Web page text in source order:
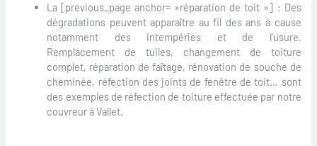
La [previous_page anchor= »réparation de toit »] : Des
dégradations peuvent apparaître au fil des ans à cause
notamment des intempéries et de l’usure.
Remplacement de tuiles, changement de toiture
complet, réparation de faîtage, rénovation de souche de
cheminée, réfection des joints de fenêtre de toit… sont
des exemples de réfection de toiture effectuée par notre
couvreur à Vallet.